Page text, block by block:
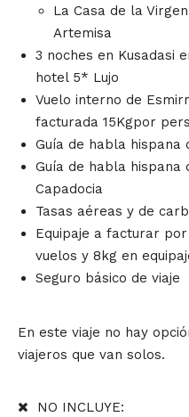
La Casa de la
Artemisa
3 noches en Kusadasi
hotel 5* Lujo
Vuelo interno de
facturada 15Kgpor
Guía de habla
Guía de habla hispana
Capadocia
Tasas aéreas y de
Equipaje a facturar
vuelos y 8kg en
Seguro básico de viaje
En este viaje no hay
viajeros que van solos.
NO INCLUYE: